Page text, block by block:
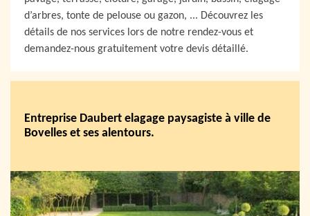
d’arbres, tonte de pelouse ou gazon, ... Découvrez les
détails de nos services lors de notre rendez-vous et
demandez-nous gratuitement votre devis détaillé.
Entreprise Daubert elagage paysagiste à ville de
Bovelles et ses alentours.